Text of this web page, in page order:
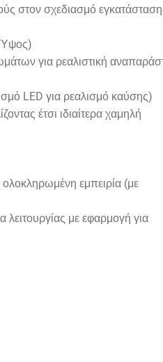
στον σχεδιασμό
)
για ρεαλιστική
LED για ρεαλισμό καύσης)
έτσι ιδιαίτερα χαμηλή
εμπειρία (με
λειτουργίας με εφαρμογή για